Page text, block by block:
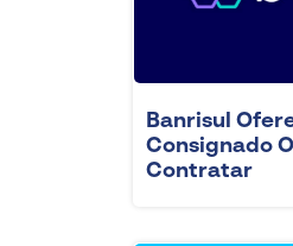
Banrisul
Consignado
Contratar